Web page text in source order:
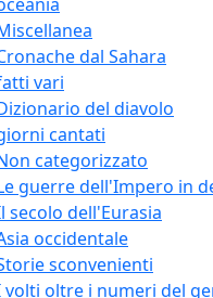
dal Sahara
vari
del diavolo
cantati
categorizzato
guerre dell'Impero in
secolo dell'Eurasia
occidentale
sconvenienti
volti oltre i numeri del